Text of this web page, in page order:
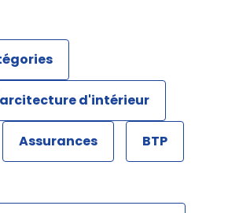
d'intérieur
Assurances BTP